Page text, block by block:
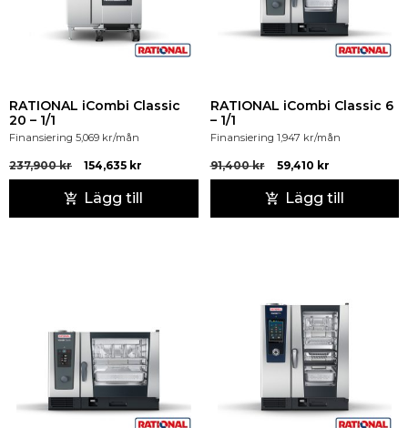
RATIONAL iCombi Classic
20 – 1/1
Finansiering 5,069 kr/mån
237,900kr 154,635 kr
Lägg till
RATIONAL iCombi Classic 6
– 1/1
Finansiering 1,947 kr/mån
91,400kr 59,410 kr
Lägg till